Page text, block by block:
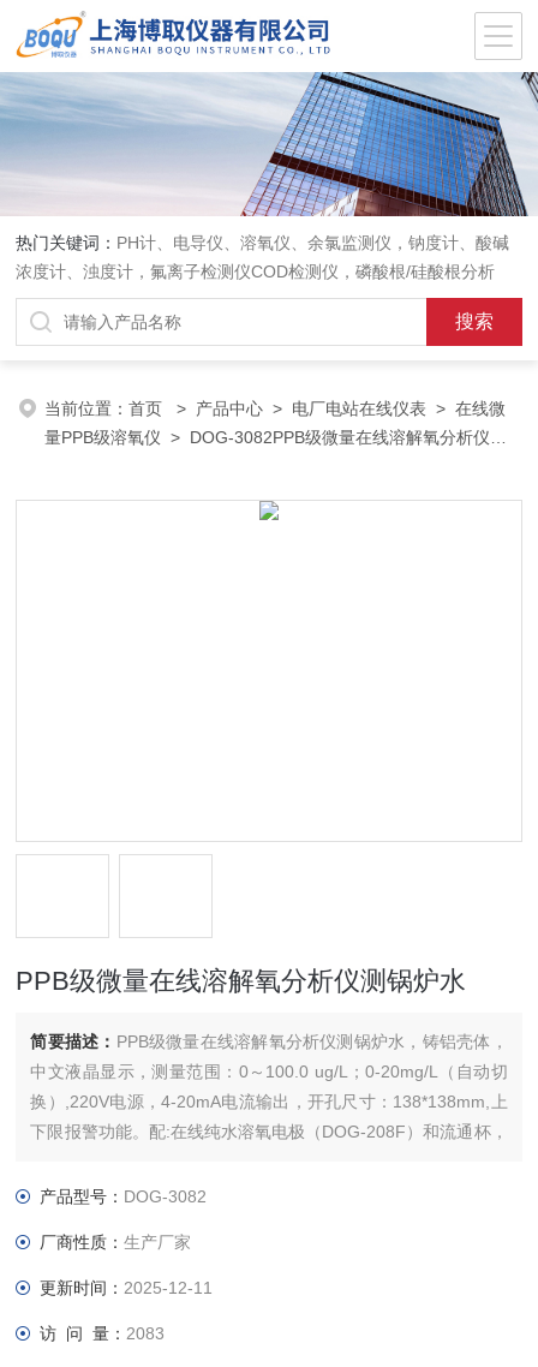
热门关键词： PH计、电导仪、溶氧仪、余氯监测仪，钠度计、酸碱
浓度计、浊度计，氟离子检测仪COD检测仪，磷酸根/硅酸根分析
仪，PH电极、溶氧电极、电导电极
当前位置：首页 > 产品中心 > 电厂电站在线仪表 >在线微
量PPB级溶氧仪 > DOG-3082PPB级微量在线溶解氧分析仪测
PPB级微量在线溶解氧分析仪测锅炉水
简要描述： PPB级微量在线溶解氧分析仪测锅炉水，铸铝壳体，
中文液晶显示，测量范围：0～100.0 ug/L；0-20mg/L（自动切
换）,220V电源，4-20mA电流输出，开孔尺寸：138*138mm,上
下限报警功能。配:在线纯水溶氧电极（DOG-208F）和流通杯，
产品型号： DOG-3082
厂商性质：生产厂家
更新时间： 2025-12-11
访 问 量： 2083